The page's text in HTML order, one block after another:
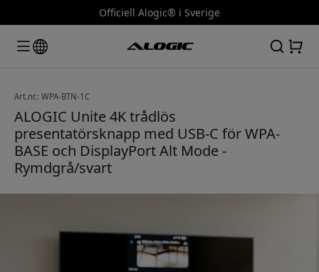
Officiell Alogic® i Sverige
Art.nr.: WPA-BTN-1C
ALOGIC Unite 4K trådlös
presentatörsknapp med USB-C för WPA-
BASE och DisplayPort Alt Mode -
Rymdgrå/svart